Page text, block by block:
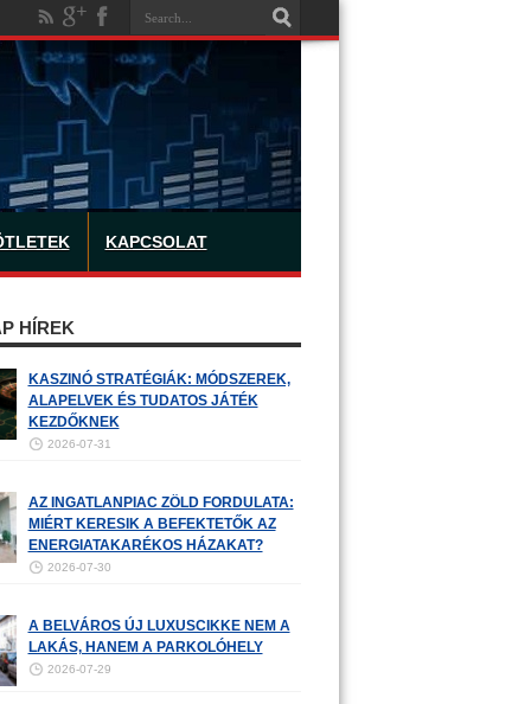
KAPCSOLAT
HÍREK
KASZINÓ STRATÉGIÁK: MÓDSZEREK,
ALAPELVEK ÉS TUDATOS JÁTÉK
KEZDŐKNEK
2026-07-31
AZ INGATLANPIAC ZÖLD FORDULATA:
MIÉRT KERESIK A BEFEKTETŐK AZ
ENERGIATAKARÉKOS HÁZAKAT?
2026-07-30
A BELVÁROS ÚJ LUXUSCIKKE NEM A
LAKÁS, HANEM A PARKOLÓHELY
2026-07-29